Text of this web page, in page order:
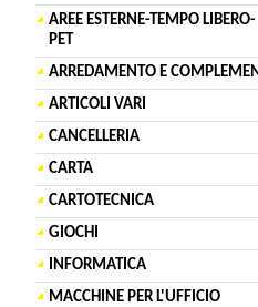
AREE ESTERNE-TEMPO LIBERO-
PET
ARREDAMENTO E
ARTICOLI VARI
CANCELLERIA
CARTA
CARTOTECNICA
GIOCHI
INFORMATICA
MACCHINE PER L'UFFICIO